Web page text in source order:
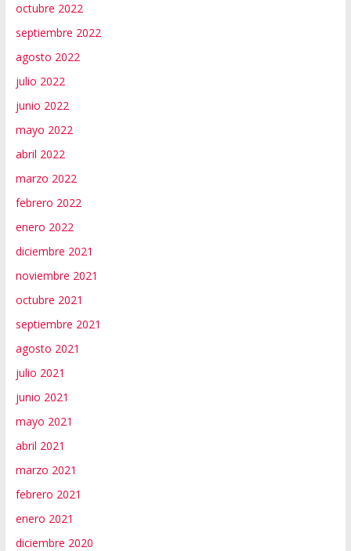
octubre 2022
septiembre 2022
agosto 2022
julio 2022
junio 2022
mayo 2022
abril 2022
marzo 2022
febrero 2022
enero 2022
diciembre 2021
noviembre 2021
octubre 2021
septiembre 2021
agosto 2021
julio 2021
junio 2021
mayo 2021
abril 2021
marzo 2021
febrero 2021
enero 2021
diciembre 2020